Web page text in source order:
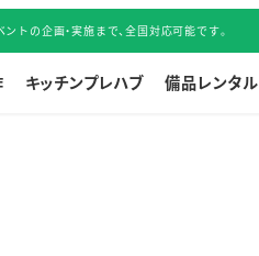
トの企画・実施まで、全国対応可能です。
キッチンプレハブ 備品レンタル